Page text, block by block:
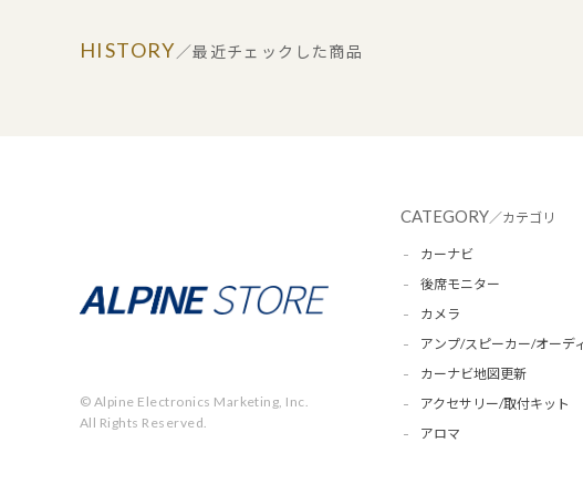
HISTORY／最近チェックした商品
© Alpine Electronics Marketing, Inc.
All Rights Reserved.
CATEGORY／カテゴリ
カーナビ
後席モニター
カメラ
アンプ/スピーカー/オーデ
カーナビ地図更新
アクセサリー/取付キット
アロマ